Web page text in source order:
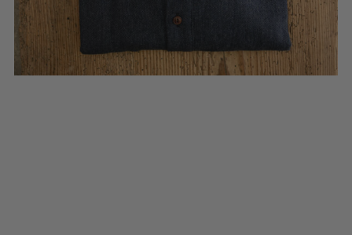
DIRNDLBLUSEN
DIRNDL
STRICKJANKER